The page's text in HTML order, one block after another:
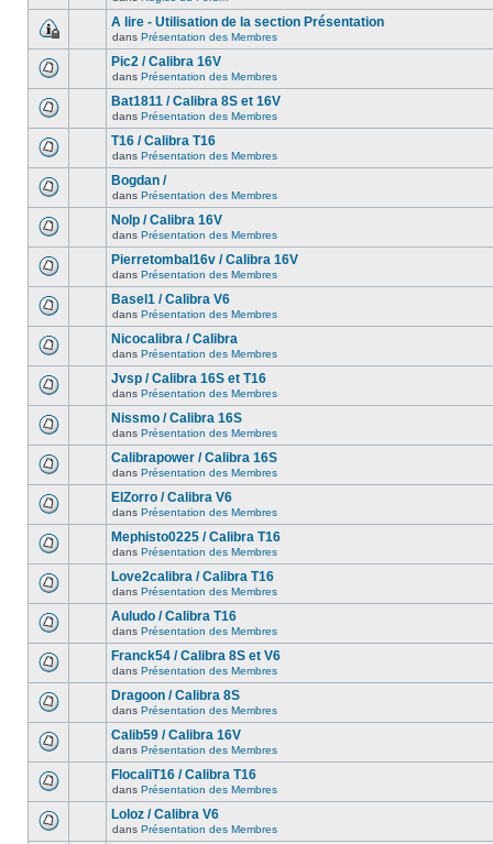
A lire - Utilisation de la section Présentation
dans Présentation des Membres
Pic2 / Calibra 16V
dans Présentation des Membres
Bat1811 / Calibra 8S et 16V
dans Présentation des Membres
T16 / Calibra T16
dans Présentation des Membres
Bogdan /
dans Présentation des Membres
Nolp / Calibra 16V
dans Présentation des Membres
Pierretombal16v / Calibra 16V
dans Présentation des Membres
Basel1 / Calibra V6
dans Présentation des Membres
Nicocalibra / Calibra
dans Présentation des Membres
Jvsp / Calibra 16S et T16
dans Présentation des Membres
Nissmo / Calibra 16S
dans Présentation des Membres
Calibrapower / Calibra 16S
dans Présentation des Membres
ElZorro / Calibra V6
dans Présentation des Membres
Mephisto0225 / Calibra T16
dans Présentation des Membres
Love2calibra / Calibra T16
dans Présentation des Membres
Auludo / Calibra T16
dans Présentation des Membres
Franck54 / Calibra 8S et V6
dans Présentation des Membres
Dragoon / Calibra 8S
dans Présentation des Membres
Calib59 / Calibra 16V
dans Présentation des Membres
FlocaliT16 / Calibra T16
dans Présentation des Membres
Loloz / Calibra V6
dans Présentation des Membres